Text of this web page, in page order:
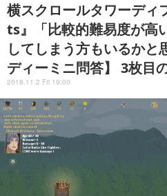
横スクロールタワーデ
ts』「比較的難易度が高
してしまう方もいるかと
ディーミニ問答】 3枚目
2018.11.2 Fri 19:00